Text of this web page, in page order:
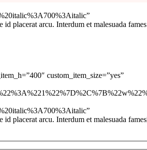
placerat arcu. Interdum et malesuada
custom_item_size=”yes”
placerat arcu. Interdum et malesuada